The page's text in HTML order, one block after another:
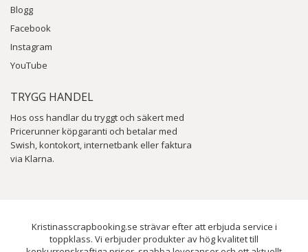
Blogg
Facebook
Instagram
YouTube
TRYGG HANDEL
Hos oss handlar du tryggt och säkert med
Pricerunner köpgaranti och betalar med
Swish, kontokort, internetbank eller faktura
via Klarna.
Kristinasscrapbooking.se strävar efter att erbjuda service i
toppklass. Vi erbjuder produkter av hög kvalitet till